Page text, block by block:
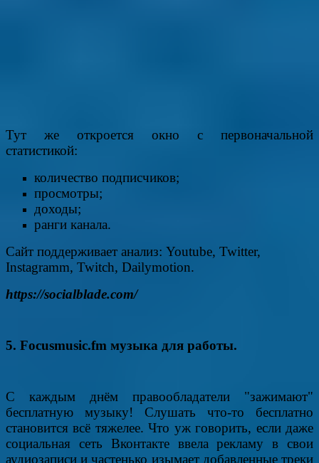
Тут же откроется окно с первоначальной
статистикой:
количество подписчиков;
просмотры;
доходы;
ранги канала.
Сайт поддерживает анализ: Youtube, Twitter,
Instagramm, Twitch, Dailymotion.
https://socialblade.com/
5. Focusmusic.fm музыка для работы.
С каждым днём правообладатели "зажимают"
бесплатную музыку! Слушать что-то бесплатно
становится всё тяжелее. Что уж говорить, если даже
социальная сеть Вконтакте ввела рекламу в свои
аудиозаписи и частенько изымает добавленные треки